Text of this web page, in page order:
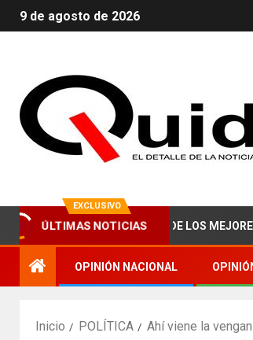
9 de agosto de 2026
EXCLUSIVO
ÚLTIMAS NOTICIAS
ZAIED, UNO DE LOS MEJORES
OPINIÓN NACIONAL
Inicio POLÍTICA Ahí viene la